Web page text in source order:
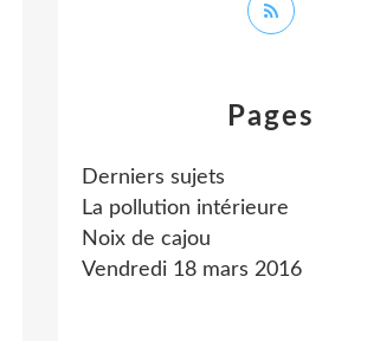
Pages
Derniers sujets
La pollution intérieure
Noix de cajou
Vendredi 18 mars 2016